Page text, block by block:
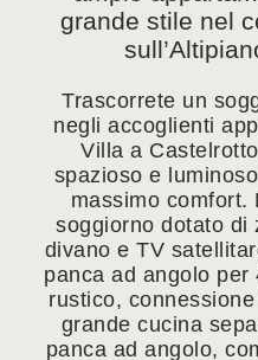
grande stile nel
Trascorrete un
negli accoglienti
Villa a
spazioso e
massimo comfort.
soggiorno dotato di
divano e TV
panca ad angolo
rustico,
grande cucina
panca ad angolo,